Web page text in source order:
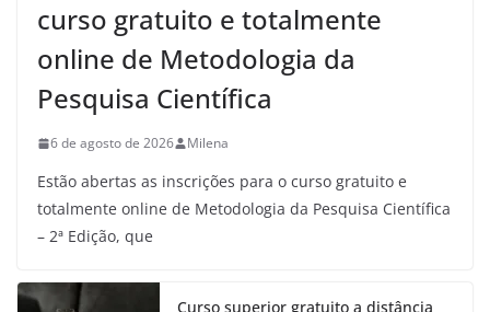
curso gratuito e totalmente
online de Metodologia da
Pesquisa Científica
6 de agosto de 2026 Milena
Estão abertas as inscrições para o curso gratuito e
totalmente online de Metodologia da Pesquisa Científica
– 2ª Edição, que
Curso superior gratuito a distância